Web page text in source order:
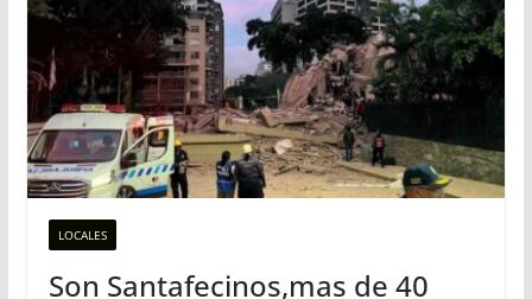
LOCALES
Son Santafecinos,mas de 40